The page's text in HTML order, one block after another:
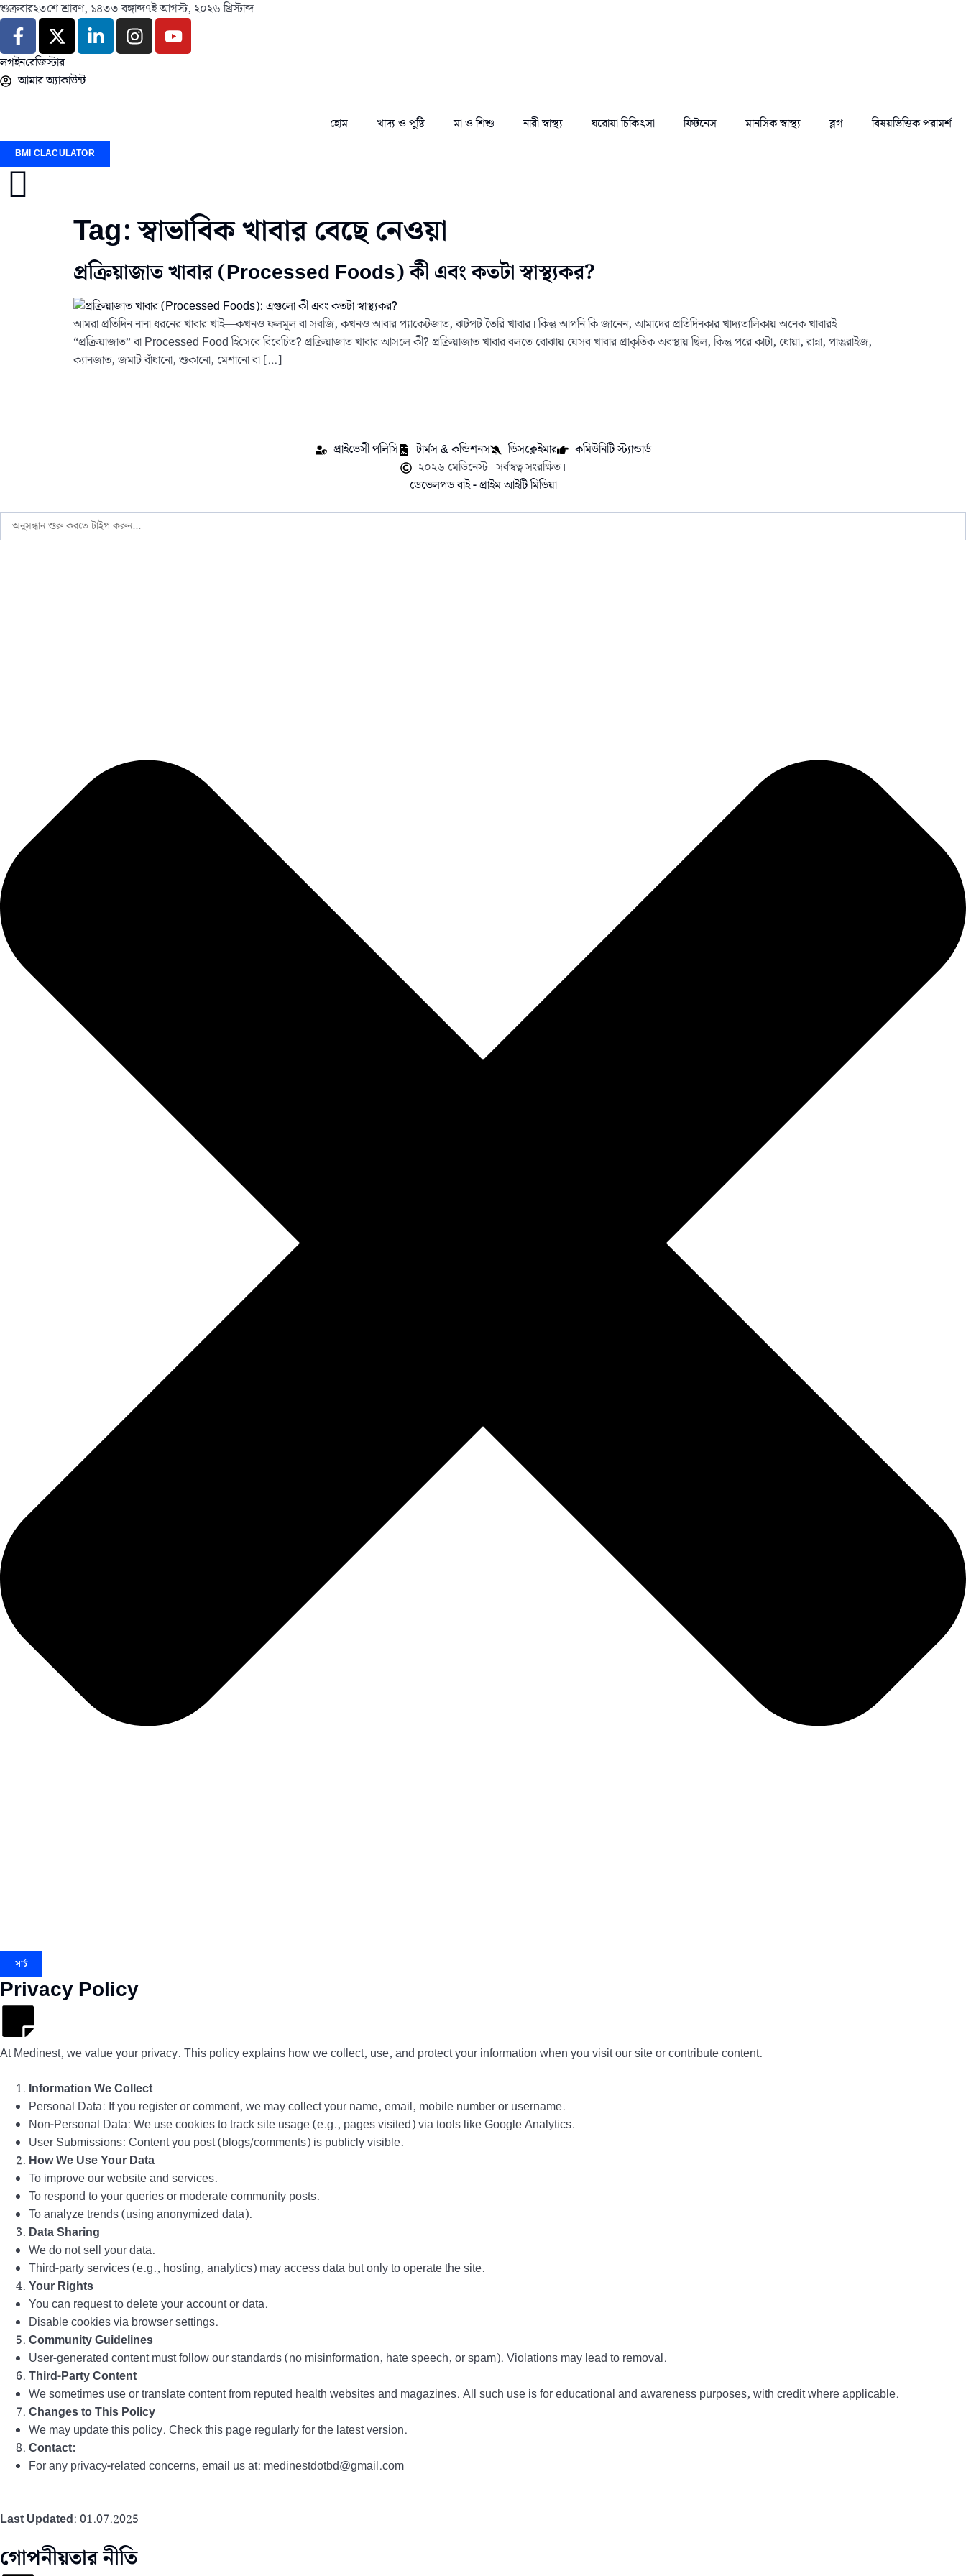
শুক্রবার২৩শে শ্রাবণ, ১৪৩৩ বঙ্গাব্দ৭ই আগস্ট, ২০২৬ খ্রিস্টাব্দ
লগইনরেজিস্টার
আমার অ্যাকাউন্ট
হোম খাদ্য ও পুষ্টি মা ও শিশু নারী স্বাস্থ্য ঘরোয়া চিকিৎসা ফিটনেস মানসিক স্বাস্থ্য ব্লগ বিষয়ভিত্তিক পরামর্শ
BMI CLACULATOR
Tag:স্বাভাবিক খাবার বেছে নেওয়া
প্রক্রিয়াজাত খাবার (Processed Foods) কী এবং কতটা স্বাস্থ্যকর?
আমরা প্রতিদিন নানা ধরনের খাবার খাই—কখনও ফলমূল বা সবজি, কখনও আবার প্যাকেটজাত, ঝটপট তৈরি খাবার। কিন্তু আপনি কি জানেন, আমাদের প্রতিদিনকার খাদ্যতালিকায় অনেক খাবারই
“প্রক্রিয়াজাত” বা Processed Food হিসেবে বিবেচিত? প্রক্রিয়াজাত খাবার আসলে কী? প্রক্রিয়াজাত খাবার বলতে বোঝায় যেসব খাবার প্রাকৃতিক অবস্থায় ছিল, কিন্তু পরে কাটা, ধোয়া, রান্না, পাস্তুরাইজ,
ক্যানজাত, জমাট বাঁধানো, শুকানো, মেশানো বা […]
প্রাইভেসী পলিসি টার্মস & কন্ডিশনস ডিসক্লেইমার
কমিউনিটি স্ট্যান্ডার্ড
২০২৬ মেডিনেস্ট। সর্বস্বত্ব সংরক্ষিত।
ডেভেলপড বাই - প্রাইম আইটি মিডিয়া
সার্চ
Privacy Policy
At Medinest, we value your privacy. This policy explains how we collect, use, and protect your information when you visit our site or contribute content.
Information We Collect
Personal Data: If you register or comment, we may collect your name, email, mobile number or username.
Non-Personal Data: We use cookies to track site usage (e.g., pages visited) via tools like Google Analytics.
User Submissions: Content you post (blogs/comments) is publicly visible.
How We Use Your Data
To improve our website and services.
To respond to your queries or moderate community posts.
To analyze trends (using anonymized data).
Data Sharing
We do not sell your data.
Third-party services (e.g., hosting, analytics) may access data but only to operate the site.
Your Rights
You can request to delete your account or data.
Disable cookies via browser settings.
Community Guidelines
User-generated content must follow our standards (no misinformation, hate speech, or spam). Violations may lead to removal.
Third-Party Content
We sometimes use or translate content from reputed health websites and magazines. All such use is for educational and awareness purposes, with credit where applicable.
Changes to This Policy
We may update this policy. Check this page regularly for the latest version.
Contact:
For any privacy-related concerns, email us at: medinestdotbd@gmail.com
Last Updated: 01.07.2025
গোপনীয়তার নীতি